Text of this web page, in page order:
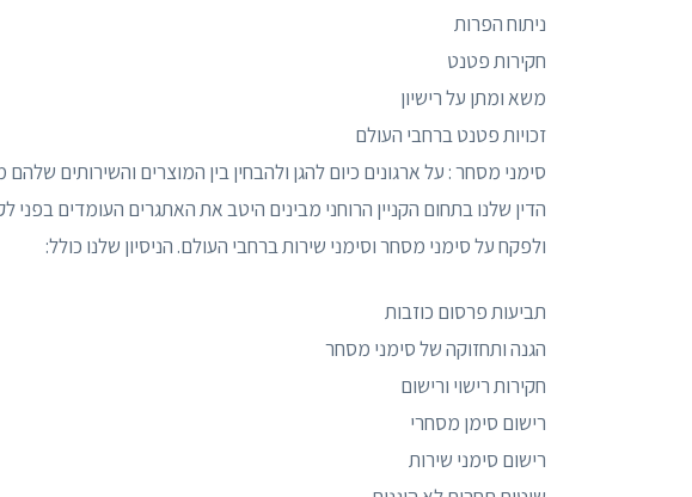
ניתוח הפרות
חקירות פטנט
משא ומתן על רישיון
זכויות פטנט ברחבי העולם
סימני מסחר : על ארגונים כיום להגן ולהבחין בין המוצרים והשירותים
הדין שלנו בתחום הקניין הרוחני מבינים היטב את האתגרים העומדים בפני
ולפקח על סימני מסחר וסימני שירות ברחבי העולם. הניסיון שלנו כולל:
תביעות פרסום כוזבות
הגנה ותחזוקה של סימני מסחר
חקירות רישוי ורישום
רישום סימן מסחרי
רישום סימני שירות